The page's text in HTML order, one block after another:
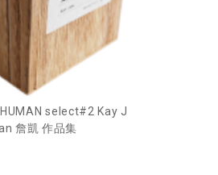
select#2 Kay J
詹凱 作品集